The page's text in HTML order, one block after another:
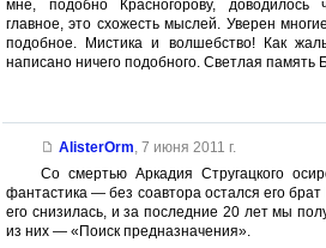
мне, подобно Красногорову,
главное, это схожесть мыслей. Уверен
подобное. Мистика и волшебство! Как
написано ничего подобного. Светлая память
AlisterOrm, 7 июня 2011 г.
Со смертью Аркадия Стругацкого
фантастика — без соавтора остался его брат
его снизилась, и за последние 20 лет мы
из них — «Поиск предназначения».